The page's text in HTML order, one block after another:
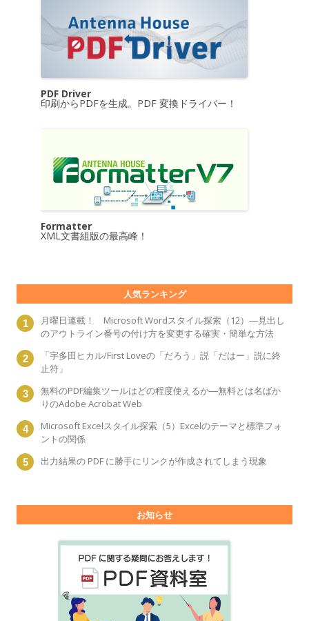
PDF Driver
印刷からPDFを生成。PDF 変換ドライバー！
Formatter
XML文書組版の最高峰！
人気ランキング
月曜日連載！ Microsoft Wordスタイル探索（12）―見出し
のアウトライン番号の付け方を変更する確実・簡単な方法
「宇多田ヒカル/First Loveの「だろう」説「だはー」説に終
止符」
無料のPDF編集ツールはどの程度使えるか―無料とは名ばか
りのAdobe Acrobat Web
Microsoft Excelスタイル探索（5）Excelのテーマと標準フォ
ントの関係
出力結果の PDF に勝手にリンクが作成されてしまう現象
お知らせ